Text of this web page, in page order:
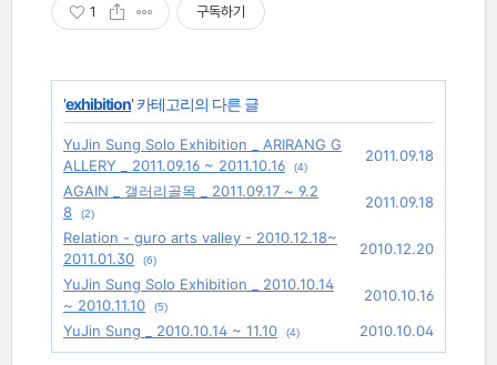
1 구독하기
'exhibition' 카테고리의 다른 글
YuJin Sung Solo Exhibition _ ARIRANG G
ALLERY _ 2011.09.16 ~ 2011.10.16
(4)
2011.09.18
AGAIN _ 갤러리골목 _ 2011.09.17 ~ 9.2
8
(2)
2011.09.18
Relation - guro arts valley - 2010.12.18~
2011.01.30
(6)
2010.12.20
YuJin Sung Solo Exhibition _ 2010.10.14
~ 2010.11.10
(5)
2010.10.16
YuJin Sung _ 2010.10.14 ~ 11.10
(4) 2010.10.04